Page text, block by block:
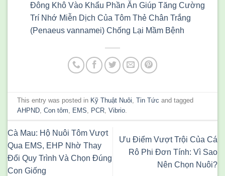
Đông Khô Vào Khẩu Phần Ăn Giúp Tăng Cường
Trí Nhớ Miễn Dịch Của Tôm Thẻ Chân Trắng
(Penaeus vannamei) Chống Lại Mầm Bệnh
This entry was posted in Kỹ Thuật Nuôi,Tin Tức and tagged
AHPND,Con tôm, EMS, PCR,Vibrio.
Cà Mau: Hộ Nuôi Tôm Vượt
Qua EMS, EHP Nhờ Thay
Đổi Quy Trình Và Chọn Đúng
Con Giống
Ưu Điểm Vượt Trội Của Cá
Rô Phi Đơn Tính: Vì Sao
Nên Chọn Nuôi?